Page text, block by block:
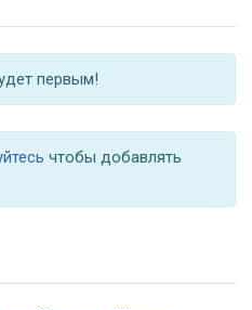
первым!
чтобы добавлять